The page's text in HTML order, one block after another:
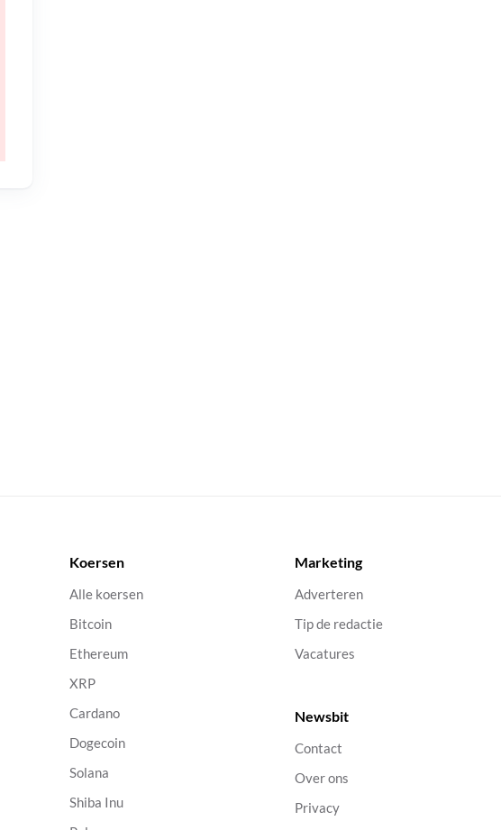
Koersen
Alle koersen
Bitcoin
Ethereum
XRP
Cardano
Dogecoin
Solana
Shiba Inu
Marketing
Adverteren
Tip de redactie
Vacatures
Newsbit
Contact
Over ons
Privacy